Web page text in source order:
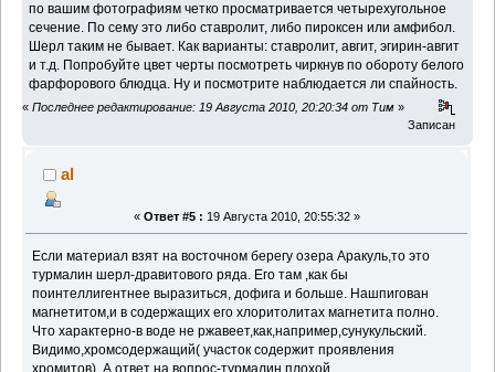
по вашим фотографиям четко просматривается четырехугольное
сечение. По сему это либо ставролит, либо пироксен или амфибол.
Шерл таким не бывает. Как варианты: ставролит, авгит, эгирин-авгит
и т.д. Попробуйте цвет черты посмотреть чиркнув по обороту белого
фарфорового блюдца. Ну и посмотрите наблюдается ли спайность.
« Последнее редактирование: 19 Августа 2010, 20:20:34 от Тим »
Записан
al
« Ответ #5 : 19 Августа 2010, 20:55:32 »
Если материал взят на восточном берегу озера Аракуль,то это
турмалин шерл-дравитового ряда. Его там ,как бы
поинтеллигентнее выразиться, дофига и больше. Нашпигован
магнетитом,и в содержащих его хлоритолитах магнетита полно.
Что характерно-в воде не ржавеет,как,например,сунукульский.
Видимо,хромсодержащий( участок содержит проявления